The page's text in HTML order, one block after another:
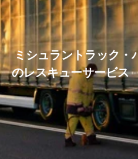
ミシュラントラック・
のレスキューサー